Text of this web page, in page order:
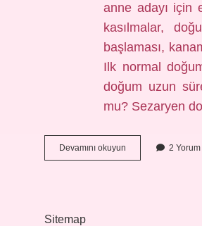
anne adayı için
kasılmalar,
başlaması,
Ilk normal
doğum uzun
mu? Sezaryen
Devamını okuyun
Sırasında
2 Yorum
Sitemap